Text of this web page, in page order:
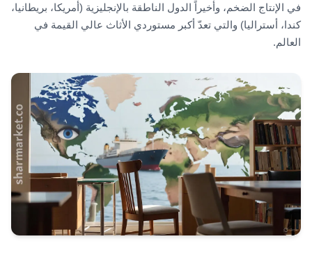
في الإنتاج الضخم، وأخيراً الدول الناطقة بالإنجليزية (أمريكا، بريطانيا،
كندا، أستراليا) والتي تعدّ أكبر مستوردي الأثاث عالي القيمة في
العالم.